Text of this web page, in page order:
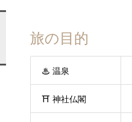
旅の目的
♨ 温泉
⛩ 神社仏閣